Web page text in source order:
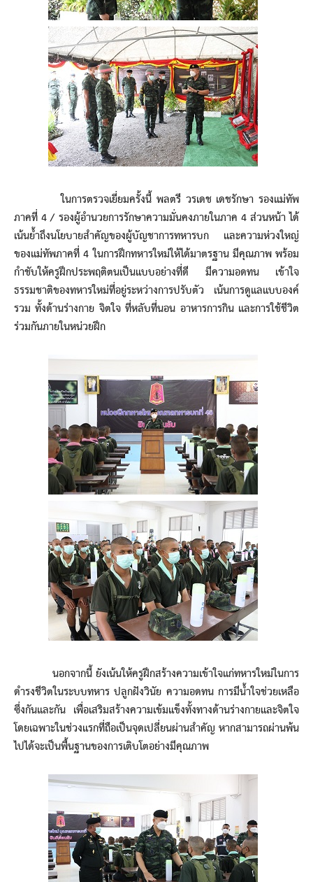
ในการตรวจเยี่ยมครั้งนี้ พลตรี วรเดช เดชรักษา รองแม่ทัพ
ภาคที่ 4 / รองผู้อำนวยการรักษาความมั่นคงภายในภาค 4 ส่วนหน้า ได้
เน้นย้ำถึงนโยบายสำคัญของผู้บัญชาการทหารบก และความห่วงใหญ่
ของแม่ทัพภาคที่ 4 ในการฝึกทหารใหม่ให้ได้มาตรฐาน มีคุณภาพ พร้อม
กำชับให้ครูฝึกประพฤติตนเป็นแบบอย่างที่ดี มีความอดทน เข้าใจ
ธรรมชาติของทหารใหม่ที่อยู่ระหว่างการปรับตัว เน้นการดูแลแบบองค์
รวม ทั้งด้านร่างกาย จิตใจ ที่หลับที่นอน อาหารการกิน และการใช้ชีวิต
ร่วมกันภายในหน่วยฝึก
นอกจากนี้ ยังเน้นให้ครูฝึกสร้างความเข้าใจแก่ทหารใหม่ในการ
ดำรงชีวิตในระบบทหาร ปลูกฝังวินัย ความอดทน การมีน้ำใจช่วยเหลือ
ซึ่งกันและกัน เพื่อเสริมสร้างความเข้มแข็งทั้งทางด้านร่างกายและจิตใจ
โดยเฉพาะในช่วงแรกที่ถือเป็นจุดเปลี่ยนผ่านสำคัญ หากสามารถผ่านพ้น
ไปได้จะเป็นพื้นฐานของการเติบโตอย่างมีคุณภาพ